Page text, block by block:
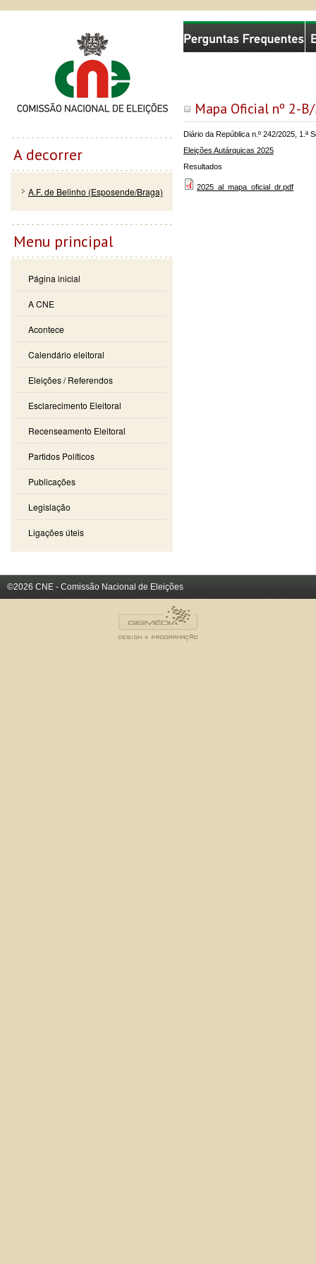
Mapa Oficial nº 2-
Diário da República n.º 242/2025, 1.ª
Eleições Autárquicas 2025
Resultados
2025_al_mapa_oficial_dr.pdf
Comissão Nacional de Eleições
A decorrer
A.F. de Belinho (Esposende/Braga)
Menu principal
Página inicial
A CNE
Acontece
Calendário eleitoral
Eleições / Referendos
Esclarecimento Eleitoral
Recenseamento Eleitoral
Partidos Políticos
Publicações
Legislação
Ligações úteis
©2026 CNE - Comissão Nacional de Eleições